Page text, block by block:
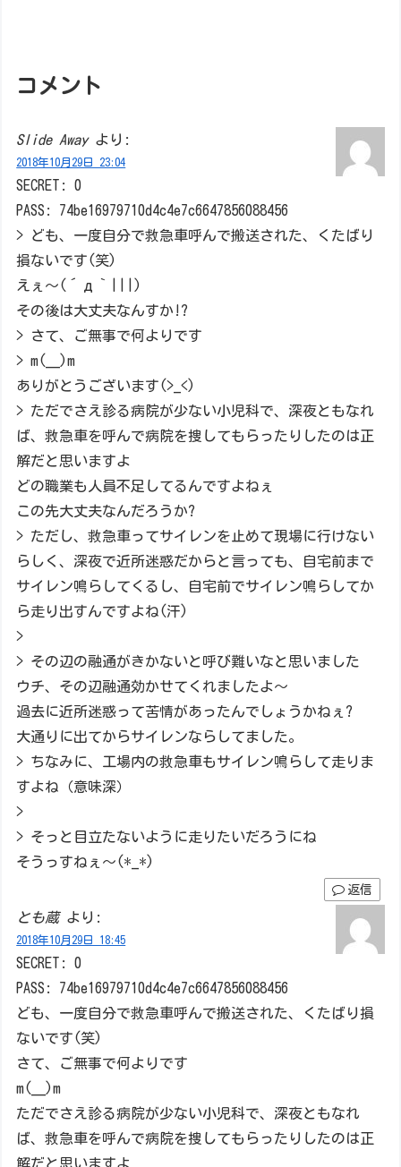
コメント
Slide Away より:
2018年10月29日 23:04
SECRET: 0
PASS: 74be16979710d4c4e7c6647856088456
> ども、一度自分で救急車呼んで搬送された、くたばり
損ないです(笑)
えぇ～(´д｀|||)
その後は大丈夫なんすか!?
> さて、ご無事で何よりです
> m(__)m
ありがとうございます(>_<)
> ただでさえ診る病院が少ない小児科で、深夜ともなれ
ば、救急車を呼んで病院を捜してもらったりしたのは正
解だと思いますよ
どの職業も人員不足してるんですよねぇ
この先大丈夫なんだろうか?
> ただし、救急車ってサイレンを止めて現場に行けない
らしく、深夜で近所迷惑だからと言っても、自宅前まで
サイレン鳴らしてくるし、自宅前でサイレン鳴らしてか
ら走り出すんですよね(汗)
>
> その辺の融通がきかないと呼び難いなと思いました
ウチ、その辺融通効かせてくれましたよ～
過去に近所迷惑って苦情があったんでしょうかねぇ?
大通りに出てからサイレンならしてました。
> ちなみに、工場内の救急車もサイレン鳴らして走りま
すよね（意味深）
>
> そっと目立たないように走りたいだろうにね
そうっすねぇ～(*_*)
返信
とも蔵 より:
2018年10月29日 18:45
SECRET: 0
PASS: 74be16979710d4c4e7c6647856088456
ども、一度自分で救急車呼んで搬送された、くたばり損
ないです(笑)
さて、ご無事で何よりです
m(__)m
ただでさえ診る病院が少ない小児科で、深夜ともなれ
ば、救急車を呼んで病院を捜してもらったりしたのは正
解だと思いますよ